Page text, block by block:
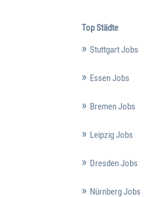
Top Städte
Stuttgart Jobs
Essen Jobs
Bremen Jobs
Leipzig Jobs
Dresden Jobs
Nürnberg Jobs